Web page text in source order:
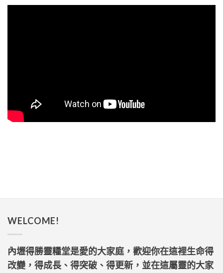
WELCOME!
內壢得勝靈糧堂是愛的大家庭，歡迎你在這裡生命得
改變，得成長、得突破、得更新，並在這屬靈的大家